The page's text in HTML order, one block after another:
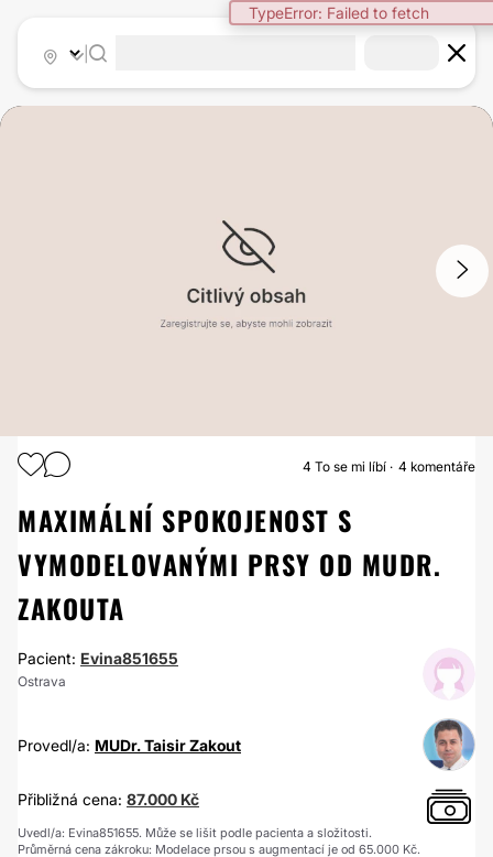
TypeError: Failed to fetch
MODELACE PRSOU S AUGMENTACÍ
4 To se mi líbí 4 komentáře
MAXIMÁLNÍ SPOKOJENOST S
VYMODELOVANÝMI PRSY OD MUDR.
ZAKOUTA
Pacient: Evina851655
Ostrava
Provedl/a: MUDr. Taisir Zakout
Přibližná cena: 87.000 Kč
Uvedl/a: Evina851655. Může se lišit podle pacienta a složitosti.
Průměrná cena zákroku: Modelace prsou s augmentací je od 65.000 Kč.